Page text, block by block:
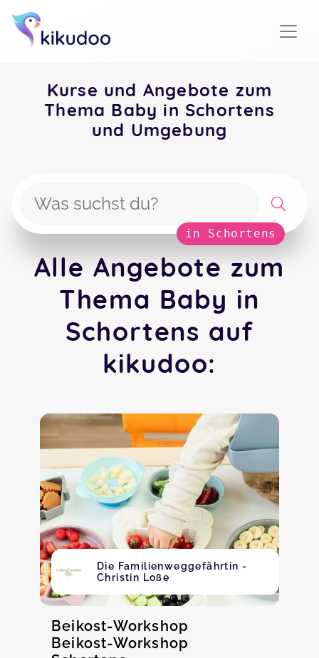
Kurse und Angebote zum
Thema Baby in Schortens
und Umgebung
in Schortens
Alle Angebote zum
Thema Baby in
Schortens auf
kikudoo:
Die Familienweggefährtin -
Christin Loße
Beikost-Workshop
Beikost-Workshop